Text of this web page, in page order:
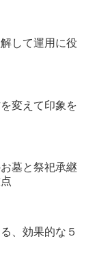
して運用に役
変えて印象を
墓と祭祀承継
、効果的な５